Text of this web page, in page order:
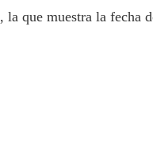
que muestra la fecha